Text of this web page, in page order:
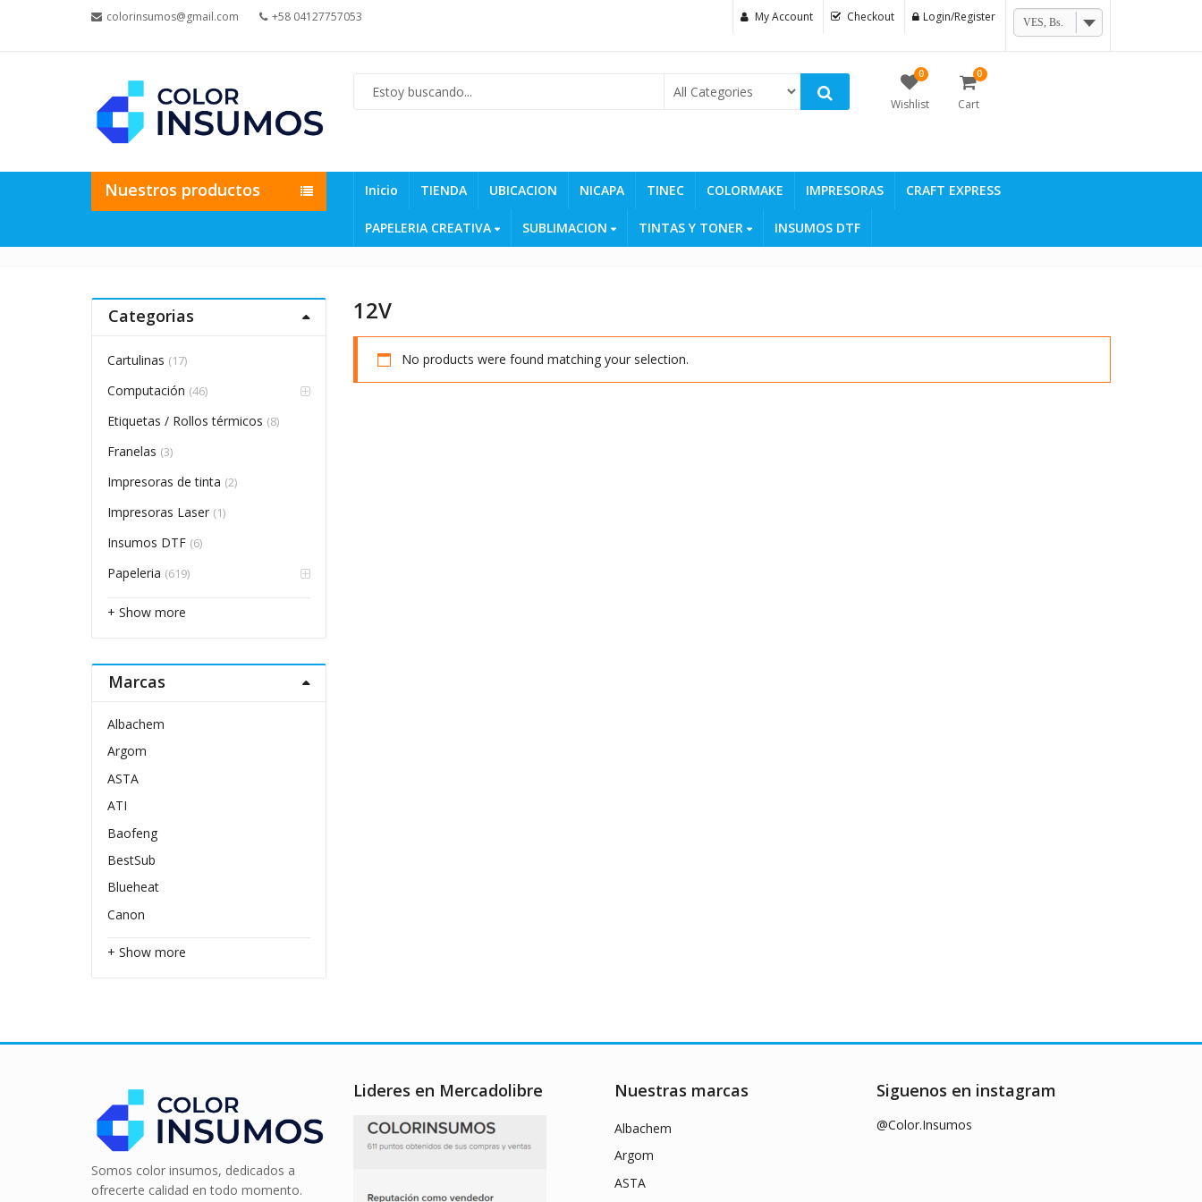
colorinsumos@gmail.com +58 04127757053 My Account Checkout Login/Register VES, Bs.
0
Wishlist
0
Cart
Nuestros productos Inicio TIENDA UBICACION NICAPA TINEC COLORMAKE IMPRESORAS CRAFT EXPRESS
PAPELERIA CREATIVA SUBLIMACION TINTAS Y TONER INSUMOS DTF
12V
No products were found matching your selection.
Categorias
Cartulinas (17)
Computación (46)
Etiquetas / Rollos térmicos (8)
Franelas (3)
Impresoras de tinta (2)
Impresoras Laser (1)
Insumos DTF (6)
Papeleria (619)
+ Show more
Marcas
Albachem
Argom
ASTA
ATI
Baofeng
BestSub
Blueheat
Canon
+ Show more
Somos color insumos, dedicados a
ofrecerte calidad en todo momento.
Lideres en Mercadolibre Nuestras marcas
Albachem
Argom
ASTA
Siguenos en instagram
@Color.Insumos